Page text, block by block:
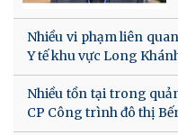
Nhiều vi phạm liên
Y tế khu vực Long
Nhiều tồn tại trong
CP Công trình đô thị